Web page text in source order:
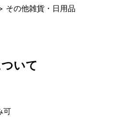
その他雑貨・日用品
いて
可